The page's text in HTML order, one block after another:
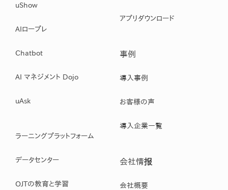
uShow
AIロープレ
Chatbot
AI マネジメント Dojo
uAsk
ラーニングプラットフォーム
データセンター
OJTの教育と学習
アプリダウンロード
事例
導入事例
お客様の声
導入企業一覧
会社情报
会社概要